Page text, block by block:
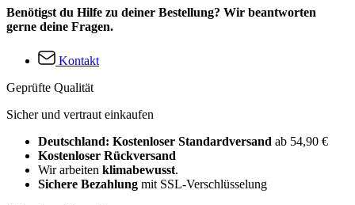
Benötigst du Hilfe zu deiner Bestellung? Wir beantworten
gerne deine Fragen.
Kontakt
Geprüfte Qualität
Sicher und vertraut einkaufen
Deutschland: Kostenloser Standardversand ab 54,90 €
Kostenloser Rückversand
Wir arbeiten klimabewusst.
Sichere Bezahlung mit SSL-Verschlüsselung